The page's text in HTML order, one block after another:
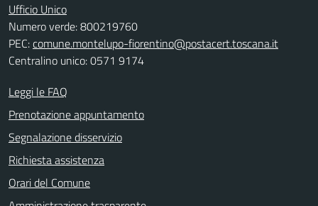
Ufficio Unico
Numero verde: 800219760
PEC:comune.montelupo-fiorentino@postacert.toscana.it
Centralino unico: 0571 9174
Leggi le FAQ
Prenotazione appuntamento
Segnalazione disservizio
Richiesta assistenza
Orari del Comune